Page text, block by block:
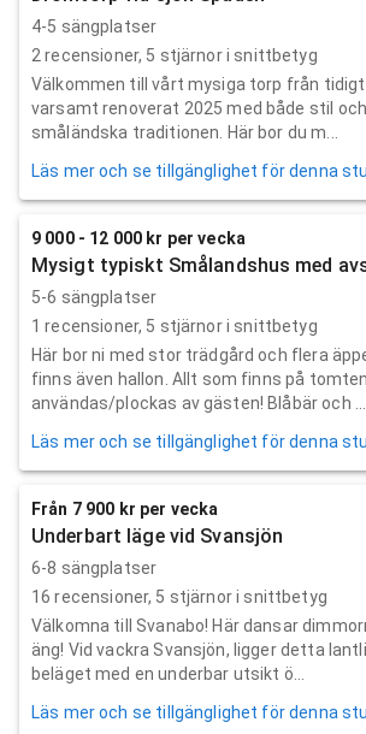
4-5 sängplatser
2 recensioner, 5 stjärnor i snittbetyg
Välkommen till vårt mysiga torp från
varsamt renoverat 2025 med både stil
småländska traditionen. Här bor du m...
Läs mer och se tillgänglighet för denna
9 000 - 12 000 kr per vecka
Mysigt typiskt Smålandshus med
5-6 sängplatser
1 recensioner, 5 stjärnor i snittbetyg
Här bor ni med stor trädgård och flera
finns även hallon. Allt som finns på
användas/plockas av gästen! Blåbär och ...
Läs mer och se tillgänglighet för denna
Från 7 900 kr per vecka
Underbart läge vid Svansjön
6-8 sängplatser
16 recensioner, 5 stjärnor i snittbetyg
Välkomna till Svanabo! Här dansar
äng! Vid vackra Svansjön, ligger detta
beläget med en underbar utsikt ö...
Läs mer och se tillgänglighet för denna